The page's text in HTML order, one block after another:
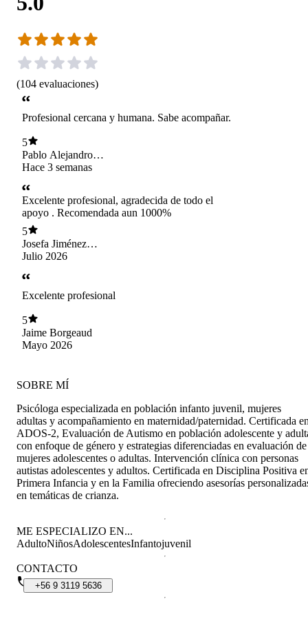
(104 evaluaciones)
Profesional cercana y humana. Sabe acompañar.
5
Pablo Alejandro
Zúñiga Oñate
Hace 3 semanas
Excelente profesional, agradecida de todo el
apoyo . Recomendada aun 1000%
5
Josefa Jiménez
Rodríguez
Julio 2026
Excelente profesional
5
Jaime Borgeaud
Mayo 2026
SOBRE MÍ
Psicóloga especializada en población infanto juvenil, mujeres
adultas y acompañamiento en maternidad/paternidad. Certificada
ADOS-2, Evaluación de Autismo en población adolescente y
con enfoque de género y estrategias diferenciadas en evaluación de
mujeres adolescentes o adultas. Intervención clínica con personas
autistas adolescentes y adultos. Certificada en Disciplina Positiva
Primera Infancia y en la Familia ofreciendo asesorías
en temáticas de crianza.
ME ESPECIALIZO EN...
AdultoNiñosAdolescentesInfantojuvenil
CONTACTO
+56 9 3119 5636